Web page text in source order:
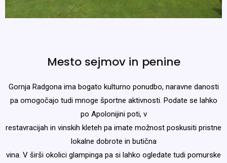
Mesto sejmov in penine
Gornja Radgona ima bogato kulturno ponudbo, naravne danosti
pa omogočajo tudi mnoge športne aktivnosti. Podate se lahko
po Apolonijini poti, v
restavracijah in vinskih kleteh pa imate možnost poskusiti pristne
lokalne dobrote in butična
vina. V širši okolici glampinga pa si lahko ogledate tudi pomurske